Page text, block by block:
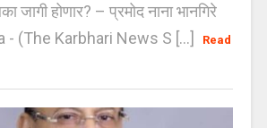
जागी होणार? – प्रमोद नाना भानगिरे
- (The Karbhari News S [...]
Read